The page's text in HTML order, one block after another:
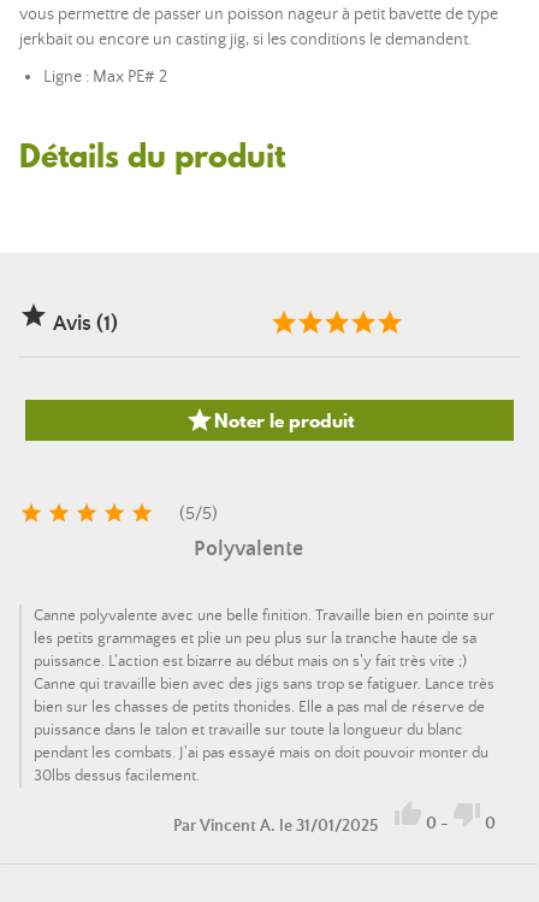
vous permettre de passer un poisson nageur à petit bavette de type
jerkbait ou encore un casting jig, si les conditions le demandent.
Ligne : Max PE# 2
Détails du produit
 Avis (1)
Noter le produit
     (5/5)
Polyvalente
Canne polyvalente avec une belle finition. Travaille bien en pointe sur
les petits grammages et plie un peu plus sur la tranche haute de sa
puissance. L'action est bizarre au début mais on s'y fait très vite ;)
Canne qui travaille bien avec des jigs sans trop se fatiguer. Lance très
bien sur les chasses de petits thonides. Elle a pas mal de réserve de
puissance dans le talon et travaille sur toute la longueur du blanc
pendant les combats. J'ai pas essayé mais on doit pouvoir monter du
30lbs dessus facilement.
ParVincent A. le 31/01/2025  0 -  0